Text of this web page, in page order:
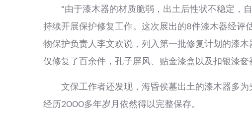
“由于漆木器的材质脆弱，出土后性状不稳定，
持续开展保护修复工作。这次展出的8件漆木器经评
物保护负责人李文欢说，列入第一批修复计划的漆
仅修复了百余件，孔子屏风、贴金漆盒以及扣银漆奁
文保工作者还发现，海昏侯墓出土的漆木器多为
经历2000多年岁月依然得以完整保存。